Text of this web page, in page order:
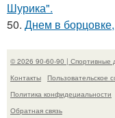
Шурика".
50. Днем в
© 2026 90-60-90 | Спортивные
Контакты
Пользовательское
Политика конфидециальности
Обратная связь